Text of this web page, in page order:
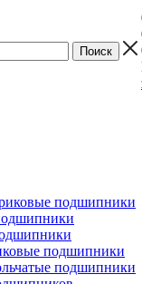
подшипники
подшипники
подшипники